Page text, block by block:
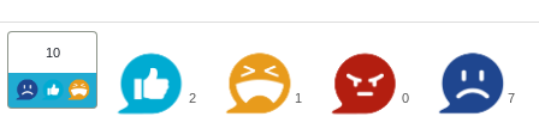
10
2 1 0 7